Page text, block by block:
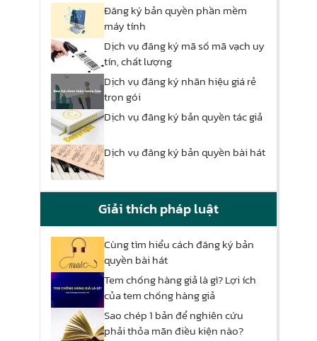
Đăng ký bản quyền phần mềm
máy tính
Dịch vụ đăng ký mã số mã vạch uy
tín, chất lượng
Dịch vụ đăng ký nhãn hiệu giá rẻ
trọn gói
Dịch vụ đăng ký bản quyền tác giả
Dịch vụ đăng ký bản quyền bài hát
Giải thích pháp luật
Cùng tìm hiểu cách đăng ký bản
quyền bài hát
Tem chống hàng giả là gì? Lợi ích
của tem chống hàng giả
Sao chép 1 bản để nghiên cứu
phải thỏa mãn điều kiện nào?